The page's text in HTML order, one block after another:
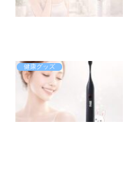
健康グッズ